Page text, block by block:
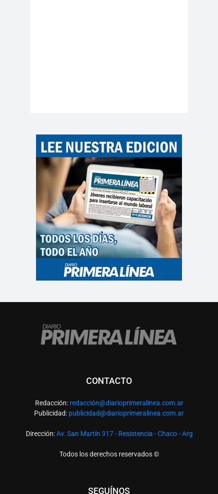
CONTACTO
Redacción: redacción@diarioprimeralinea.com.ar
Publicidad: publicidad@diarioprimeralinea.com.ar
Dirección:Av. San Martín 317 - Resistencia - Chaco - Arg
Todos los derechos reservados ©
SEGUÍNOS